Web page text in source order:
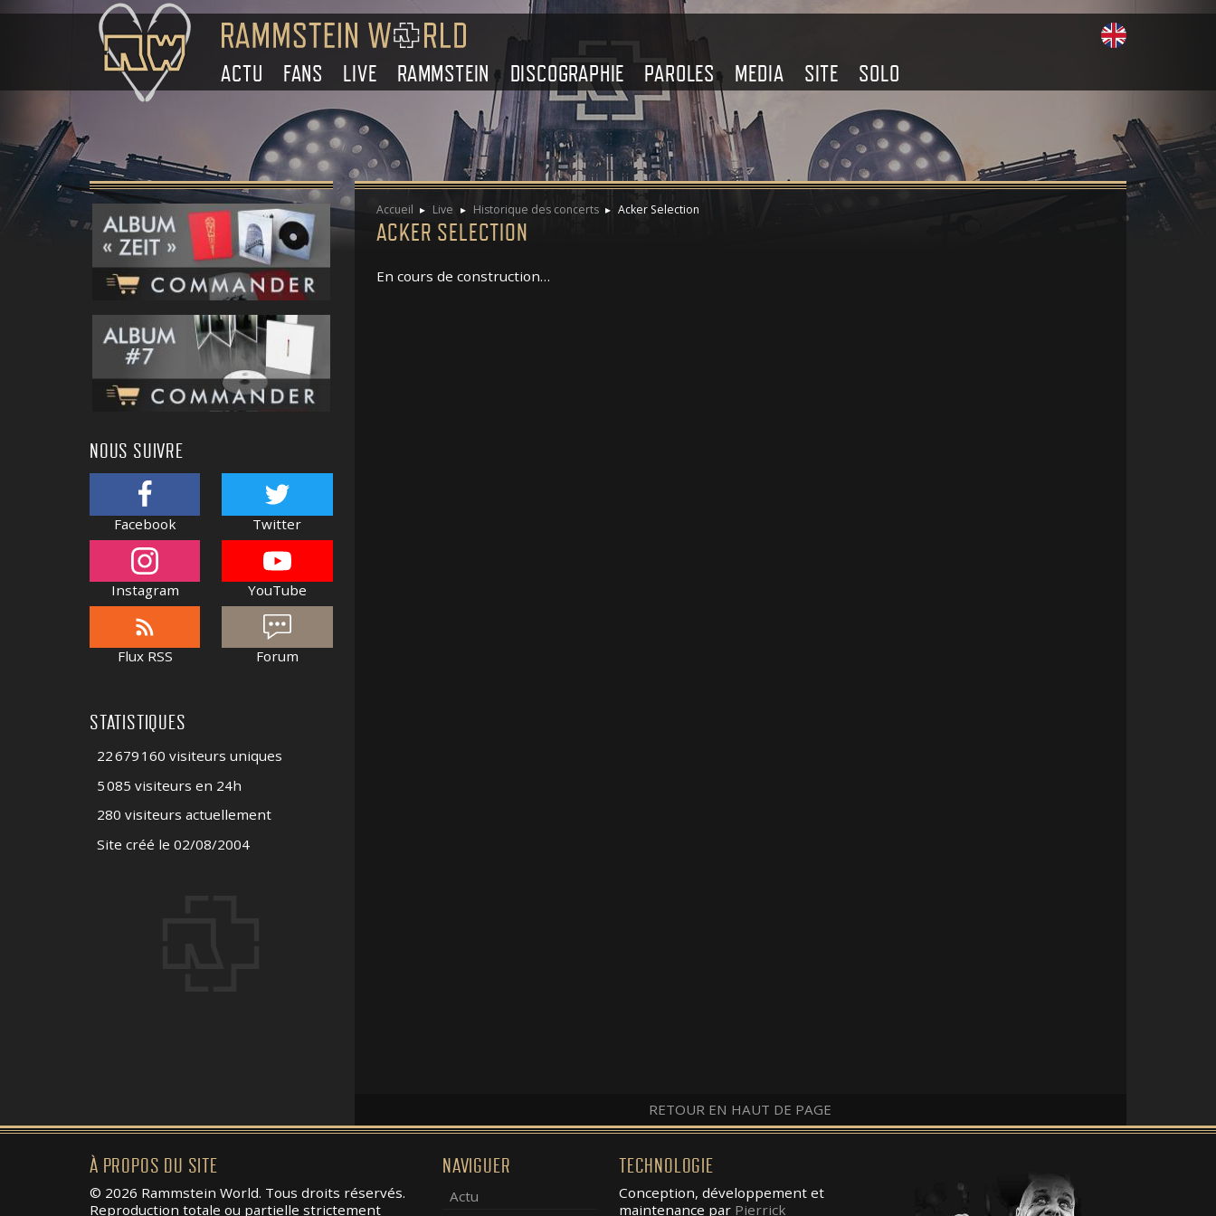
ACTU FANS LIVE RAMMSTEIN DISCOGRAPHIE PAROLES MEDIA SITE SOLO
Accueil Live Historique des concerts Acker Selection
ACKER SELECTION
En cours de construction…
RETOUR EN HAUT DE PAGE
NOUS SUIVRE
Facebook Twitter
Instagram YouTube
Flux RSS Forum
STATISTIQUES
22 679 160 visiteurs uniques
5 085 visiteurs en 24h
280 visiteurs actuellement
Site créé le 02/08/2004
À PROPOS DU SITE
© 2026 Rammstein World. Tous droits réservés.
Reproduction totale ou partielle strictement
NAVIGUER
Actu
TECHNOLOGIE
Conception, développement et
maintenance par Pierrick